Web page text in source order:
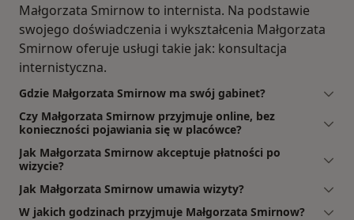
Małgorzata Smirnow to internista. Na podstawie
swojego doświadczenia i wykształcenia Małgorzata
Smirnow oferuje usługi takie jak: konsultacja
internistyczna.
Gdzie Małgorzata Smirnow ma swój gabinet?
Czy Małgorzata Smirnow przyjmuje online, bez
konieczności pojawiania się w placówce?
Jak Małgorzata Smirnow akceptuje płatności po
wizycie?
Jak Małgorzata Smirnow umawia wizyty?
W jakich godzinach przyjmuje Małgorzata Smirnow?